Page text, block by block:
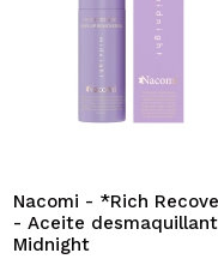
Nacomi - *Rich
- Aceite
Midnight